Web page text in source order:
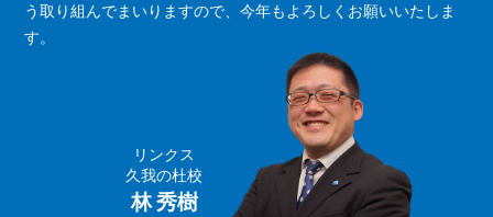
う取り組んでまいりますので、今年もよろしくお願いいたしま
す。
リンクス
久我の杜校
林 秀樹